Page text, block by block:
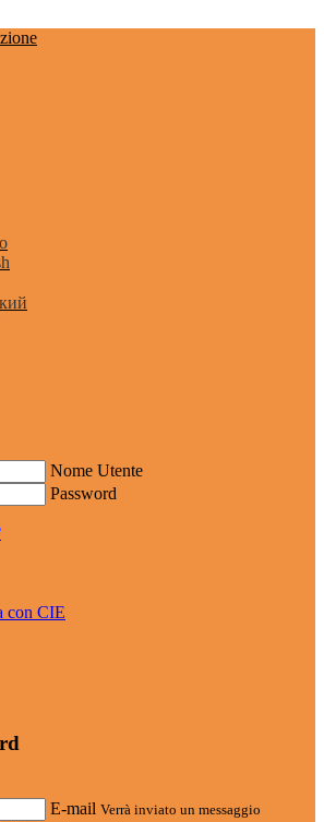
Nome Utente
Password
con CIE
E-mail Verrà inviato un messaggio